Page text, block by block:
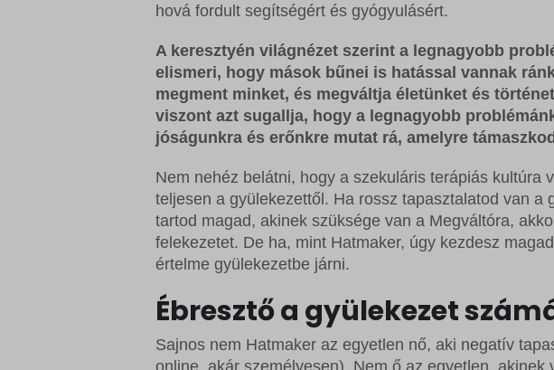
hová fordult segítségért és gyógyulásért.
A keresztyén világnézet szerint a legnagyobb
elismeri, hogy mások bűnei is hatással vannak
megment minket, és megváltja életünket és
viszont azt sugallja, hogy a legnagyobb
jóságunkra és erőnkre mutat rá, amelyre
Nem nehéz belátni, hogy a szekuláris terápiás kultúra
teljesen a gyülekezettől. Ha rossz tapasztalatod van a
tartod magad, akinek szüksége van a Megváltóra,
felekezetet. De ha, mint Hatmaker, úgy kezdesz
értelme gyülekezetbe járni.
Ébresztő a gyülekezet
Sajnos nem Hatmaker az egyetlen nő, aki negatív